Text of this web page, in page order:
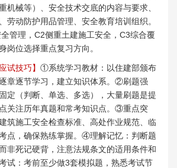
机械等）、安全技术交底的内容与要求、
劳动防护用品管理、安全教育培训组织。
管理，C2侧重土建施工安全，C3综合覆
岗位选择重点复习方向。
试技巧】 ①系统学习教材：以住建部颁布
章逐节学习，建立知识体系。②刷题强
定（判断、单选、多选），大量刷题是提
关注历年真题和常考知识点。③重点突
筑施工安全检查标准、高处作业规范、临
点，确保熟练掌握。④理解记忆：判断题
非死记硬背，注意法规条文的适用条件和
试：考前至少做3套模拟题，熟悉考试节